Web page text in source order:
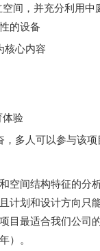
间，并充分利用
的设备
核心内容
体验
多人可以参与该项
空间结构特征的分
计划和设计方向只
目最适合我们公司
）。